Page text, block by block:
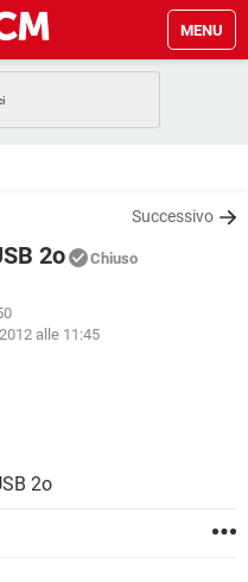
MENU
WHATSAPP
WHATSAPP
GAMING
WINDOWS 10
GAMING
FACEBOOK
Successivo
2o Chiuso
alle 11:45
2o